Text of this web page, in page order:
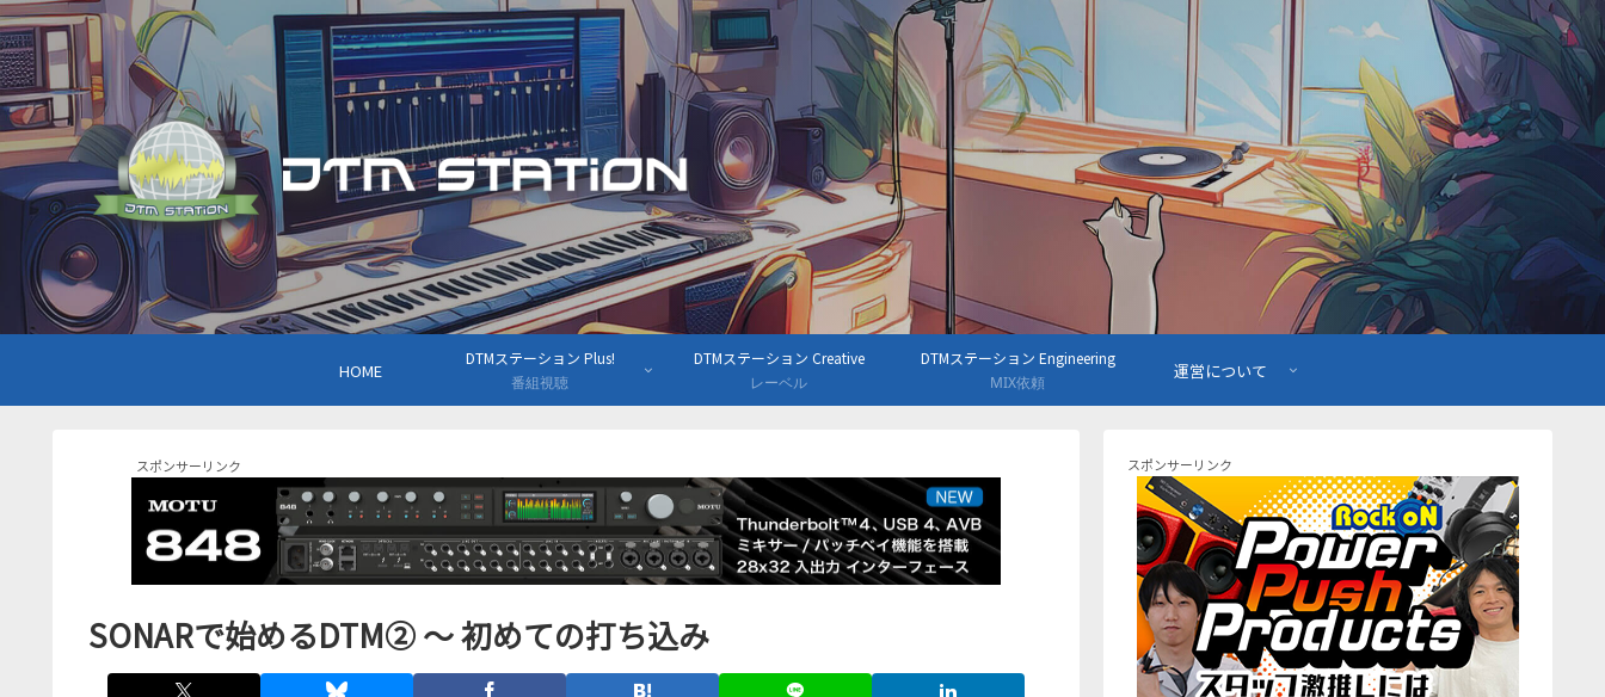
HOME
DTMステーション Plus!
番組視聴
DTMステーション Creative
レーベル
DTMステーション Engineering
MIX依頼
運営について
スポンサーリンク
SONARで始めるDTM② ～ 初めての打ち込み
スポンサーリンク